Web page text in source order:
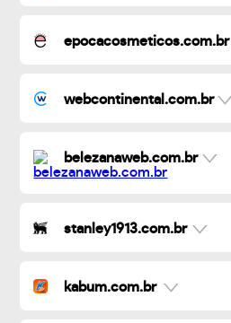
epocacosmeticos.com.br
webcontinental.com.br
belezanaweb.com.br
stanley1913.com.br
kabum.com.br